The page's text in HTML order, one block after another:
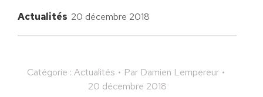
Actualités 20 décembre 2018
Catégorie : Actualités Par Damien Lempereur
20 décembre 2018